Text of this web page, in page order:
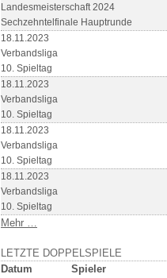
Landesmeisterschaft 2024
Sechzehntelfinale Hauptrunde
18.11.2023
Verbandsliga
10. Spieltag
18.11.2023
Verbandsliga
10. Spieltag
18.11.2023
Verbandsliga
10. Spieltag
18.11.2023
Verbandsliga
10. Spieltag
Mehr …
LETZTE DOPPELSPIELE
Datum
Spieler